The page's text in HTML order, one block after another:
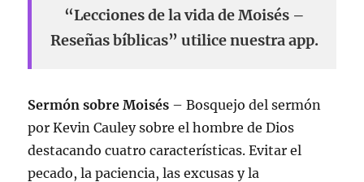
“Lecciones de la vida de Moisés –
Reseñas bíblicas” utilice nuestra app.
Sermón sobre Moisés – Bosquejo del sermón
por Kevin Cauley sobre el hombre de Dios
destacando cuatro características. Evitar el
pecado, la paciencia, las excusas y la